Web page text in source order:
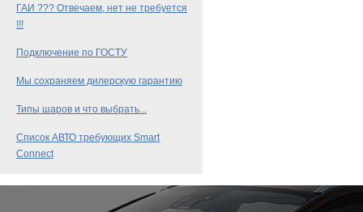
ГАИ ??? Отвечаем, нет не требуется
!!!
Подключение по ГОСТУ
Мы сохраняем дилерскую гарантию
Типы шаров и что выбрать...
Список АВТО требующих Smart
Connect